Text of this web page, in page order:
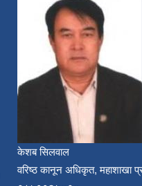
केशब सिलवाल
वरिष्ठ कानून अधिकृत, महाशाखा